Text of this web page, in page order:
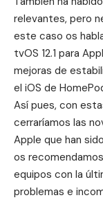
relevantes, pero
este caso os
tvOS 12.1 para
mejoras de
el iOS de
Así pues, con
cerraríamos las
Apple que han
os
equipos con la
problemas e